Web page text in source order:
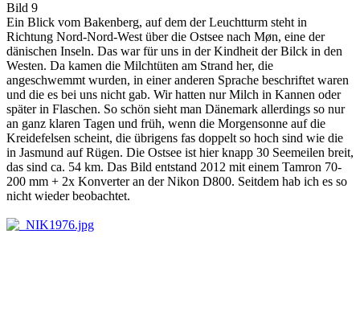
Bild 9
Ein Blick vom Bakenberg, auf dem der Leuchtturm steht in
Richtung Nord-Nord-West über die Ostsee nach Møn, eine der
dänischen Inseln. Das war für uns in der Kindheit der Bilck in den
Westen. Da kamen die Milchtüten am Strand her, die
angeschwemmt wurden, in einer anderen Sprache beschriftet waren
und die es bei uns nicht gab. Wir hatten nur Milch in Kannen oder
später in Flaschen. So schön sieht man Dänemark allerdings so nur
an ganz klaren Tagen und früh, wenn die Morgensonne auf die
Kreidefelsen scheint, die übrigens fas doppelt so hoch sind wie die
in Jasmund auf Rügen. Die Ostsee ist hier knapp 30 Seemeilen breit,
das sind ca. 54 km. Das Bild entstand 2012 mit einem Tamron 70-
200 mm + 2x Konverter an der Nikon D800. Seitdem hab ich es so
nicht wieder beobachtet.